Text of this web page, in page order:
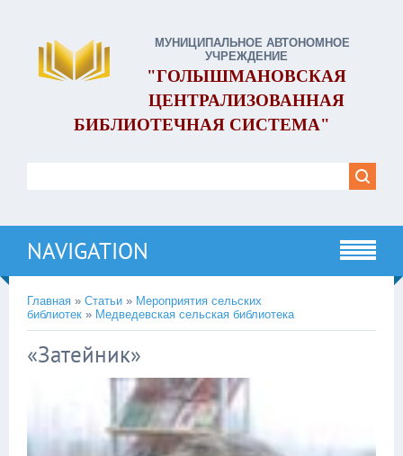
МУНИЦИПАЛЬНОЕ АВТОНОМНОЕ
УЧРЕЖДЕНИЕ
"ГОЛЫШМАНОВСКАЯ
ЦЕНТРАЛИЗОВАННАЯ
БИБЛИОТЕЧНАЯ СИСТЕМА"
NAVIGATION
Главная » Статьи » Мероприятия сельских
библиотек » Медведевская сельская библиотека
«Затейник»